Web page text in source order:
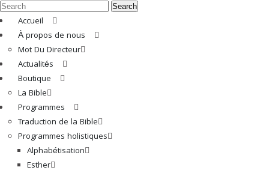
Search
Accueil
À propos de nous
Mot Du Directeur
Actualités
Boutique
La Bible
Programmes
Traduction de la Bible
Programmes holistiques
Alphabétisation
Esther